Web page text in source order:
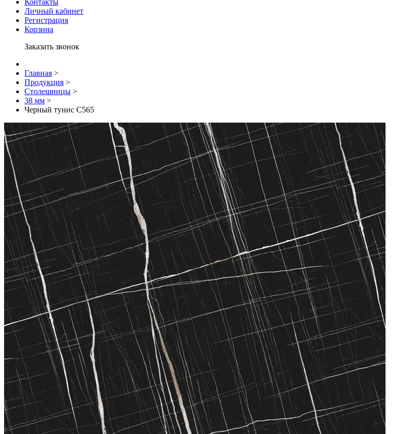
Контакты
Личный кабинет
Регистрация
Корзина
Заказать звонок
Главная >
Продукция >
Столешницы >
38 мм >
Черный тунис С565